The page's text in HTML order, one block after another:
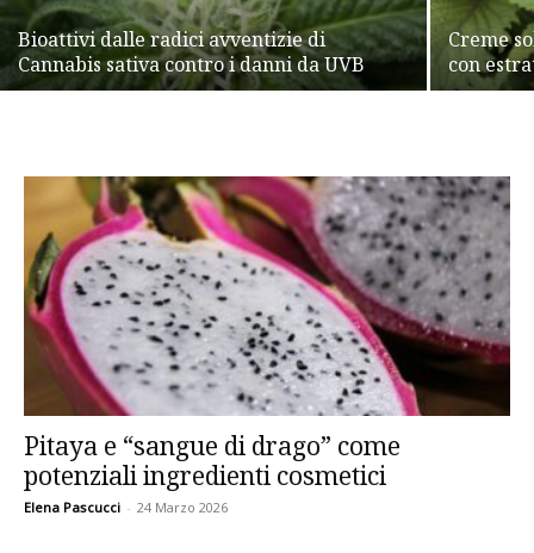
Bioattivi dalle radici avventizie di
Cannabis sativa contro i danni da UVB
Creme
con
Pitaya e “sangue di drago” come
potenziali ingredienti cosmetici
Elena Pascucci - 24 Marzo 2026